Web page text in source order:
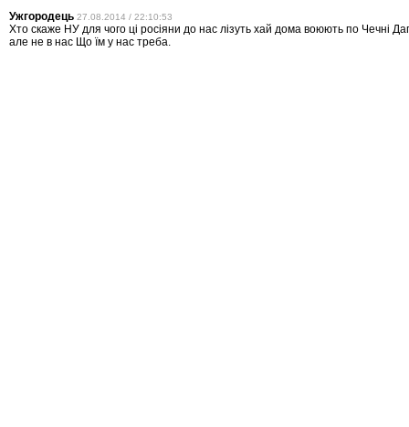
Ужгородець 27.08.2014 / 22:10:53
Хто скаже НУ для чого ці росіяни до нас лізуть хай дома воюють по Чечні
але не в нас Що їм у нас треба.